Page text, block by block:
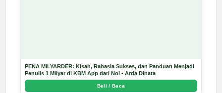
PENA MILYARDER: Kisah, Rahasia Sukses, dan Panduan Menjadi
Penulis 1 Milyar di KBM App dari Nol - Arda Dinata
Beli / Baca